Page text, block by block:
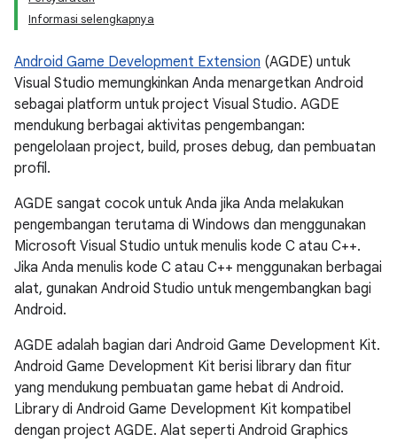
Informasi selengkapnya
Android Game Development Extension (AGDE) untuk
Visual Studio memungkinkan Anda menargetkan Android
sebagai platform untuk project Visual Studio. AGDE
mendukung berbagai aktivitas pengembangan:
pengelolaan project, build, proses debug, dan pembuatan
profil.
AGDE sangat cocok untuk Anda jika Anda melakukan
pengembangan terutama di Windows dan menggunakan
Microsoft Visual Studio untuk menulis kode C atau C++.
Jika Anda menulis kode C atau C++ menggunakan berbagai
alat, gunakan Android Studio untuk mengembangkan bagi
Android.
AGDE adalah bagian dari Android Game Development Kit.
Android Game Development Kit berisi library dan fitur
yang mendukung pembuatan game hebat di Android.
Library di Android Game Development Kit kompatibel
dengan project AGDE. Alat seperti Android Graphics